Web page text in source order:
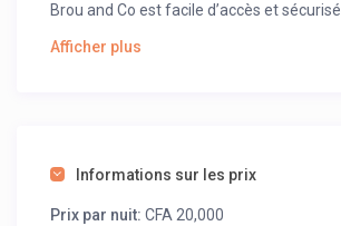
Brou and Co est facile d’accès et
Afficher plus
Informations sur les prix
Prix par nuit: CFA 20,000